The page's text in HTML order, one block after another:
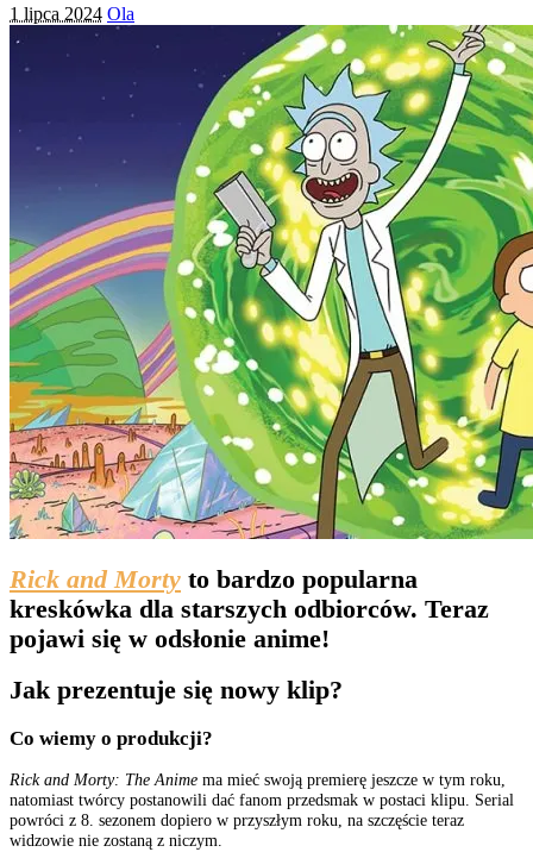
1 lipca 2024 Posted
by
Ola
Rick and Morty to bardzo popularna
kreskówka dla starszych odbiorców. Teraz
pojawi się w odsłonie anime!
Jak prezentuje się nowy klip?
Co wiemy o produkcji?
Rick and Morty: The Anime ma mieć swoją premierę jeszcze w tym roku,
natomiast twórcy postanowili dać fanom przedsmak w postaci klipu. Serial
powróci z 8. sezonem dopiero w przyszłym roku, na szczęście teraz
widzowie nie zostaną z niczym.